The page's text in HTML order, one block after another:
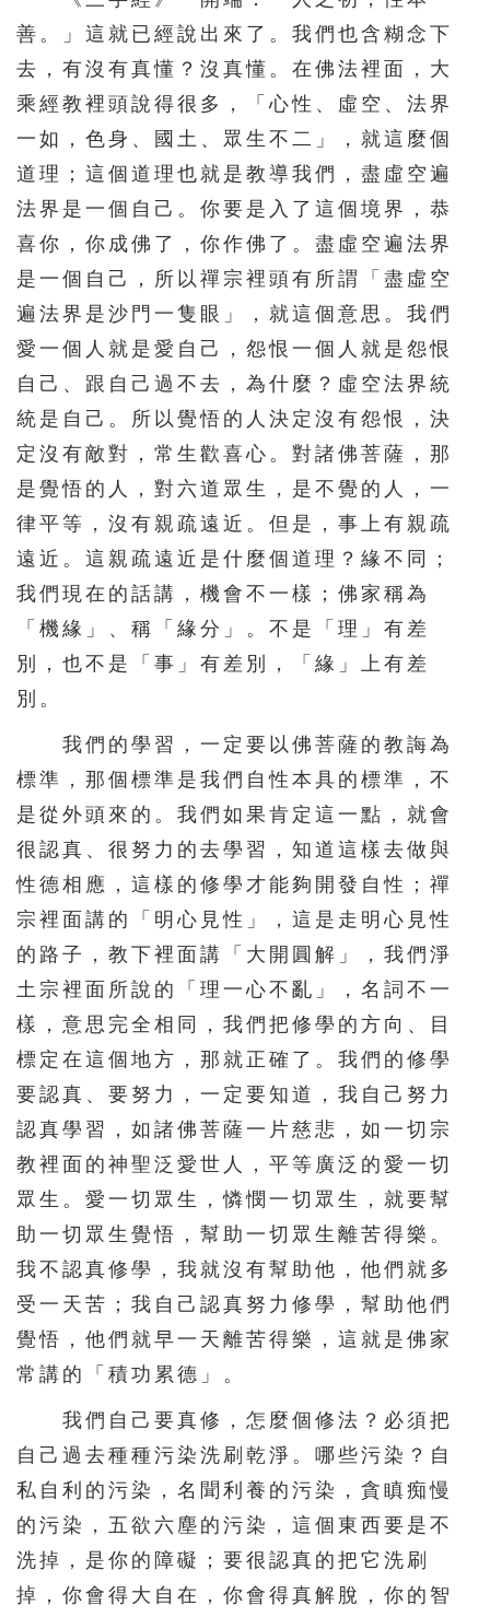
善。」這就已經說出來了。我們也含糊念下
去，有沒有真懂？沒真懂。在佛法裡面，大
乘經教裡頭說得很多，「心性、虛空、法界
一如，色身、國土、眾生不二」，就這麼個
道理；這個道理也就是教導我們，盡虛空遍
法界是一個自己。你要是入了這個境界，恭
喜你，你成佛了，你作佛了。盡虛空遍法界
是一個自己，所以禪宗裡頭有所謂「盡虛空
遍法界是沙門一隻眼」，就這個意思。我們
愛一個人就是愛自己，怨恨一個人就是怨恨
自己、跟自己過不去，為什麼？虛空法界統
統是自己。所以覺悟的人決定沒有怨恨，決
定沒有敵對，常生歡喜心。對諸佛菩薩，那
是覺悟的人，對六道眾生，是不覺的人，一
律平等，沒有親疏遠近。但是，事上有親疏
遠近。這親疏遠近是什麼個道理？緣不同；
我們現在的話講，機會不一樣；佛家稱為
「機緣」、稱「緣分」。不是「理」有差
別，也不是「事」有差別，「緣」上有差
別。
我們的學習，一定要以佛菩薩的教誨為
標準，那個標準是我們自性本具的標準，不
是從外頭來的。我們如果肯定這一點，就會
很認真、很努力的去學習，知道這樣去做與
性德相應，這樣的修學才能夠開發自性；禪
宗裡面講的「明心見性」，這是走明心見性
的路子，教下裡面講「大開圓解」，我們淨
土宗裡面所說的「理一心不亂」，名詞不一
樣，意思完全相同，我們把修學的方向、目
標定在這個地方，那就正確了。我們的修學
要認真、要努力，一定要知道，我自己努力
認真學習，如諸佛菩薩一片慈悲，如一切宗
教裡面的神聖泛愛世人，平等廣泛的愛一切
眾生。愛一切眾生，憐憫一切眾生，就要幫
助一切眾生覺悟，幫助一切眾生離苦得樂。
我不認真修學，我就沒有幫助他，他們就多
受一天苦；我自己認真努力修學，幫助他們
覺悟，他們就早一天離苦得樂，這就是佛家
常講的「積功累德」。
我們自己要真修，怎麼個修法？必須把
自己過去種種污染洗刷乾淨。哪些污染？自
私自利的污染，名聞利養的污染，貪瞋痴慢
的污染，五欲六塵的污染，這個東西要是不
洗掉，是你的障礙；要很認真的把它洗刷
掉，你會得大自在，你會得真解脫，你的智